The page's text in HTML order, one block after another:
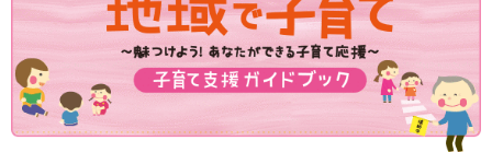
★授乳スペースで搾乳ができる旨の表示にご協力ください－静岡
県
相談する・仲間をつくる